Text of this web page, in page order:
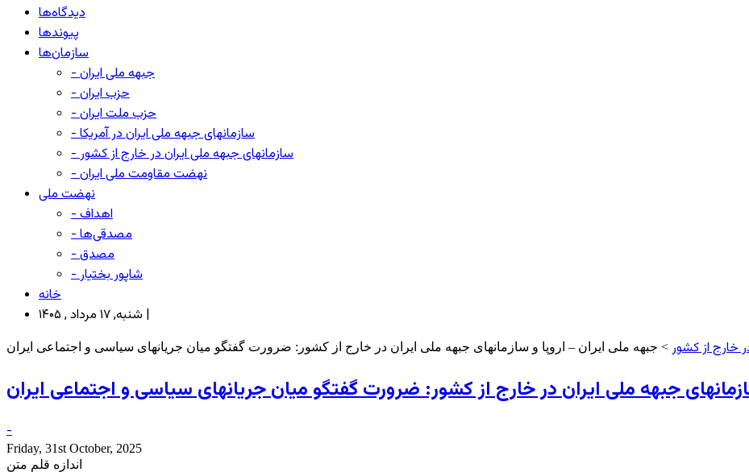
دیدگاه‌ها
پیوندها
سازمان‌ها
- جبهه ملی ایران
- حزب ایران
- حزب ملت ایران
- سازمانهای جبهه ملی ایران در آمریکا
- سازمانهای جبهه ملی ایران در خارج از کشور
- نهضت مقاومت ملی ایران
نهضت ملی
- اهداف
- مصدقی‌ها
- مصدق
- شاپور بختیار
خانه
شنبه, ۱۷ مرداد , ۱۴۰۵ |
خارج از کشور > جبهه ملی ایران – اروپا و سازمانهای جبهه ملی ایران در خارج از کشور: ضرورت گفتگو میان جریانهای سیاسی و اجتماعی ایران
جبهه ملی ایران در خارج از کشور: ضرورت گفتگو میان جریانهای سیاسی و اجتماعی ایران
-
Friday, 31st October, 2025
اندازه قلم متن